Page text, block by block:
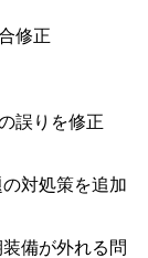
修正
誤りを修正
の対処策を追加
装備が外れる問